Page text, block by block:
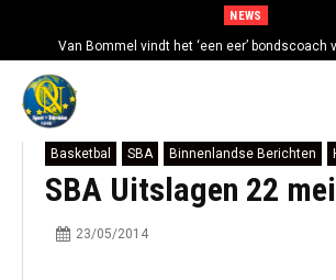
NEWS
Van Bommel vindt het ‘een eer’ bondscoach
Basketbal SBA Binnenlandse Berichten
SBA Uitslagen 22
23/05/2014